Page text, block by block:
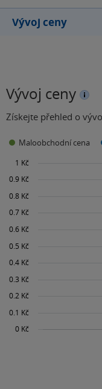
Vývoj ceny
Vývoj ceny
Získejte přehled o
Maloobchodní cena